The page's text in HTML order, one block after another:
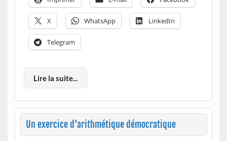
X WhatsApp LinkedIn
Telegram
Lire la suite...
Un exercice d’arithmétique démocratique